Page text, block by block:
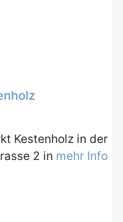
Kestenholz in der
2 in mehr Info